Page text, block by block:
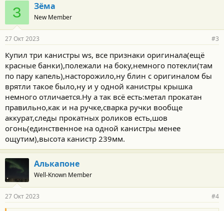
З Зёма
New Member
27 Окт 2023 #3
Купил три канистры ws, все признаки оригинала(ещё
красные банки),полежали на боку,немного потекли(там
по пару капель),насторожило,ну блин с оригиналом бы
врятли такое было,ну и у одной канистры крышка
немного отличается.Ну а так всё есть:метал прокатан
правильно,как и на ручке,сварка ручки вообще
аккурат,следы прокатных роликов есть,шов
огонь(единственное на одной канистры менее
ощутим),высота канистр 239мм.
Алькапоне
Well-Known Member
27 Окт 2023 #4